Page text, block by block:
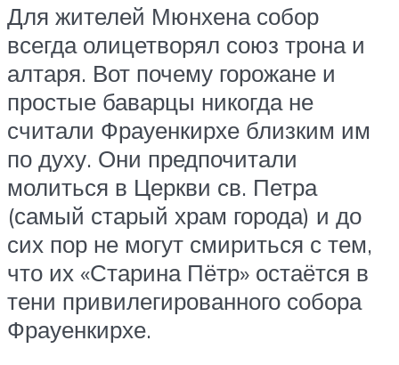
Для жителей Мюнхена собор
всегда олицетворял союз трона и
алтаря. Вот почему горожане и
простые баварцы никогда не
считали Фрауенкирхе близким им
по духу. Они предпочитали
молиться в Церкви св. Петра
(самый старый храм города) и до
сих пор не могут смириться с тем,
что их «Старина Пётр» остаётся в
тени привилегированного собора
Фрауенкирхе.